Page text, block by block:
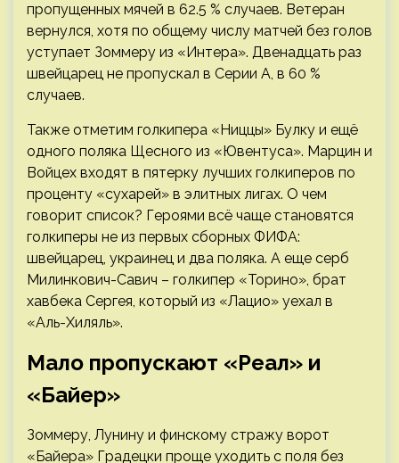
пропущенных мячей в 62.5 % случаев. Ветеран
вернулся, хотя по общему числу матчей без голов
уступает Зоммеру из «Интера». Двенадцать раз
швейцарец не пропускал в Серии А, в 60 %
случаев.
Также отметим голкипера «Ниццы» Булку и ещё
одного поляка Щесного из «Ювентуса». Марцин и
Войцех входят в пятерку лучших голкиперов по
проценту «сухарей» в элитных лигах. О чем
говорит список? Героями всё чаще становятся
голкиперы не из первых сборных ФИФА:
швейцарец, украинец и два поляка. А еще серб
Милинкович-Савич – голкипер «Торино», брат
хавбека Сергея, который из «Лацио» уехал в
«Аль-Хиляль».
Мало пропускают «Реал» и
«Байер»
Зоммеру, Лунину и финскому стражу ворот
«Байера» Градецки проще уходить с поля без